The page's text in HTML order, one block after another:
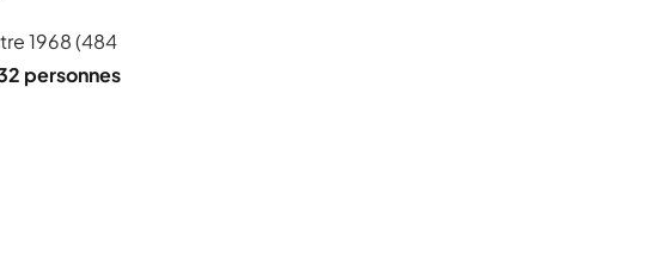
1968 (484
personnes